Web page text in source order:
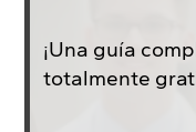
¡Una guía
totalmente